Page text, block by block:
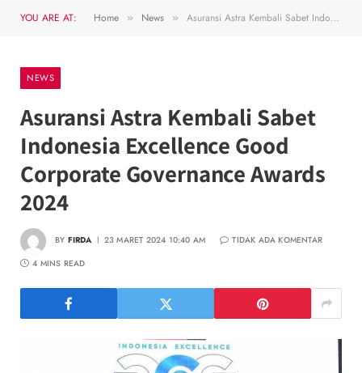
YOU ARE AT: Home » News » Asuransi Astra Kembali Sabet Indonesia Excellence Good Corporate Governance Awards 2024
NEWS
Asuransi Astra Kembali Sabet
Indonesia Excellence Good
Corporate Governance Awards
2024
BY FIRDA 23 MARET 2024 10:40 AM
TIDAK ADA KOMENTAR
4 MINS READ